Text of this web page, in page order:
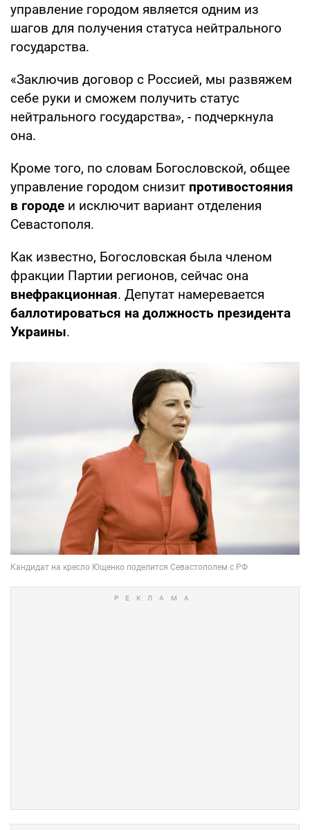
управление городом является одним из
шагов для получения статуса нейтрального
государства.
«Заключив договор с Россией, мы развяжем
себе руки и сможем получить статус
нейтрального государства», - подчеркнула
она.
Кроме того, по словам Богословской, общее
управление городом снизит противостояния
в городе и исключит вариант отделения
Севастополя.
Как известно, Богословская была членом
фракции Партии регионов, сейчас она
внефракционная. Депутат намеревается
баллотироваться на должность президента
Украины.